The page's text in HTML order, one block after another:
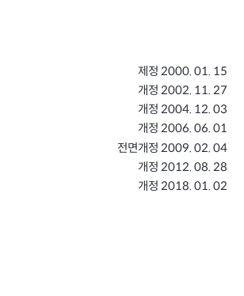
제정 2000. 01. 15
개정 2002. 11. 27
개정 2004. 12. 03
개정 2006. 06. 01
전면개정 2009. 02. 04
개정 2012. 08. 28
개정 2018. 01. 02